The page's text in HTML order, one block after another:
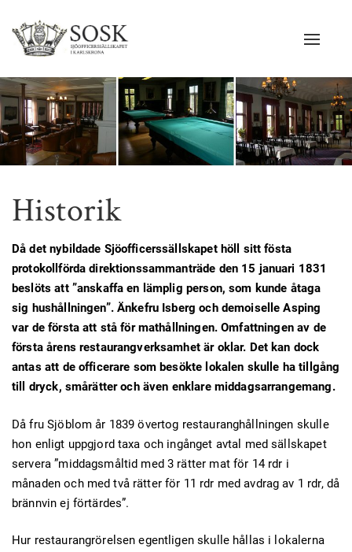
Historik
Då det nybildade Sjöofficerssällskapet höll sitt fösta
protokollförda direktionssammanträde den 15 januari 1831
beslöts att ”anskaffa en lämplig person, som kunde åtaga
sig hushållningen”. Änkefru Isberg och demoiselle Asping
var de första att stå för mathållningen. Omfattningen av de
första årens restaurangverksamhet är oklar. Det kan dock
antas att de officerare som besökte lokalen skulle ha tillgång
till dryck, smårätter och även enklare middagsarrangemang.
Då fru Sjöblom år 1839 övertog restauranghållningen skulle
hon enligt uppgjord taxa och ingånget avtal med sällskapet
servera ”middagsmåltid med 3 rätter mat för 14 rdr i
månaden och med två rätter för 11 rdr med avdrag av 1 rdr, då
brännvin ej förtärdes”.
Hur restaurangrörelsen egentligen skulle hållas i lokalerna